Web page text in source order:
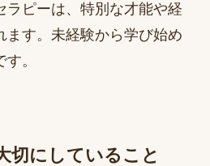
ラピーは、特別な才能や経
ます。未経験から学び始め
。
切にしていること